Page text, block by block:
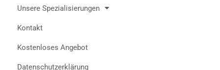
Unsere Spezialisierungen
Kontakt
Kostenloses Angebot
Datenschutzerklärung